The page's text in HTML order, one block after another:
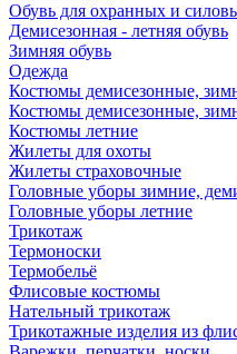
Обувь для охранных и
Демисезонная - летняя обувь
Зимняя обувь
Одежда
Костюмы демисезонные,
Костюмы демисезонные,
Костюмы летние
Жилеты для охоты
Жилеты страховочные
Головные уборы зимние,
Головные уборы летние
Трикотаж
Термоноски
Термобельё
Флисовые костюмы
Нательный трикотаж
Трикотажные изделия из